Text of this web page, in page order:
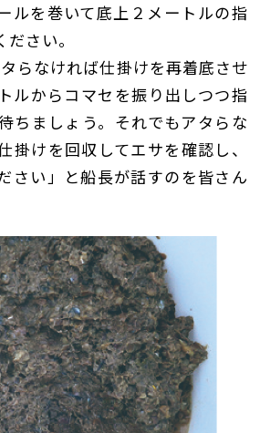
ルを巻いて底上２メートルの指
さい。
らなければ仕掛けを再着底させ
ルからコマセを振り出しつつ指
ちましょう。それでもアタらな
掛けを回収してエサを確認し、
さい」と船長が話すのを皆さん